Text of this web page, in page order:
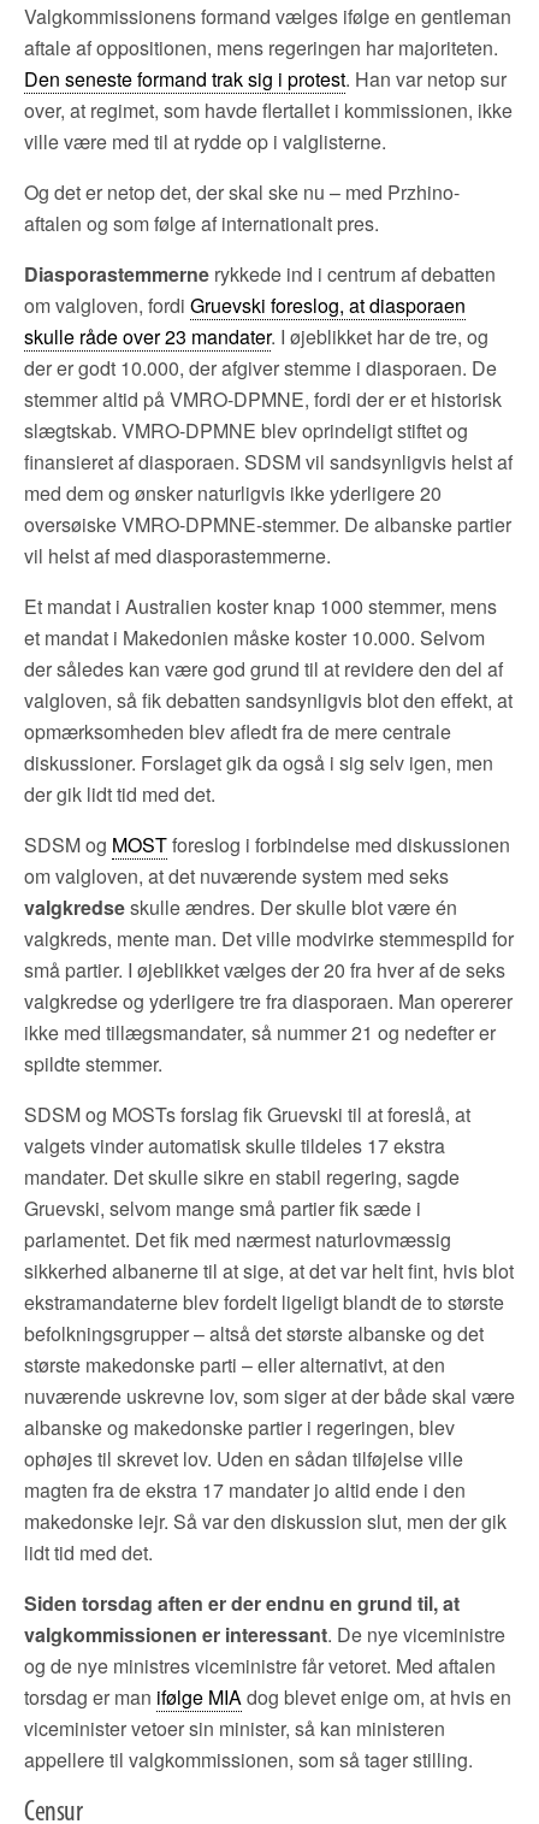
Valgkommissionens formand vælges ifølge en gentleman
aftale af oppositionen, mens regeringen har majoriteten.
Den seneste formand trak sig i protest. Han var netop sur
over, at regimet, som havde flertallet i kommissionen, ikke
ville være med til at rydde op i valglisterne.
Og det er netop det, der skal ske nu – med Przhino-
aftalen og som følge af internationalt pres.
Diasporastemmerne rykkede ind i centrum af debatten
om valgloven, fordi Gruevski foreslog, at diasporaen
skulle råde over 23 mandater. I øjeblikket har de tre, og
der er godt 10.000, der afgiver stemme i diasporaen. De
stemmer altid på VMRO-DPMNE, fordi der er et historisk
slægtskab. VMRO-DPMNE blev oprindeligt stiftet og
finansieret af diasporaen. SDSM vil sandsynligvis helst af
med dem og ønsker naturligvis ikke yderligere 20
oversøiske VMRO-DPMNE-stemmer. De albanske partier
vil helst af med diasporastemmerne.
Et mandat i Australien koster knap 1000 stemmer, mens
et mandat i Makedonien måske koster 10.000. Selvom
der således kan være god grund til at revidere den del af
valgloven, så fik debatten sandsynligvis blot den effekt, at
opmærksomheden blev afledt fra de mere centrale
diskussioner. Forslaget gik da også i sig selv igen, men
der gik lidt tid med det.
SDSM og MOSTforeslog i forbindelse med diskussionen
om valgloven, at det nuværende system med seks
valgkredseskulle ændres. Der skulle blot være én
valgkreds, mente man. Det ville modvirke stemmespild for
små partier. I øjeblikket vælges der 20 fra hver af de seks
valgkredse og yderligere tre fra diasporaen. Man opererer
ikke med tillægsmandater, så nummer 21 og nedefter er
spildte stemmer.
SDSM og MOSTs forslag fik Gruevski til at foreslå, at
valgets vinder automatisk skulle tildeles 17 ekstra
mandater. Det skulle sikre en stabil regering, sagde
Gruevski, selvom mange små partier fik sæde i
parlamentet. Det fik med nærmest naturlovmæssig
sikkerhed albanerne til at sige, at det var helt fint, hvis blot
ekstramandaterne blev fordelt ligeligt blandt de to største
befolkningsgrupper – altså det største albanske og det
største makedonske parti – eller alternativt, at den
nuværende uskrevne lov, som siger at der både skal være
albanske og makedonske partier i regeringen, blev
ophøjes til skrevet lov. Uden en sådan tilføjelse ville
magten fra de ekstra 17 mandater jo altid ende i den
makedonske lejr. Så var den diskussion slut, men der gik
lidt tid med det.
Siden torsdag aften er der endnu en grund til, at
valgkommissionen er interessant. De nye viceministre
og de nye ministres viceministre får vetoret. Med aftalen
torsdag er man ifølge MIAdog blevet enige om, at hvis en
viceminister vetoer sin minister, så kan ministeren
appellere til valgkommissionen, som så tager stilling.
Censur